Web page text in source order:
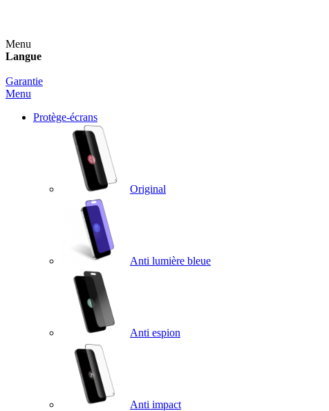
Menu
Langue
Garantie
Menu
Protège-écrans
Original
Anti lumière bleue
Anti espion
Anti impact